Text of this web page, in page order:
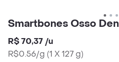
Smartbones Osso
R$ 70,37 /u
R$0.56/g (1 X 127 g)